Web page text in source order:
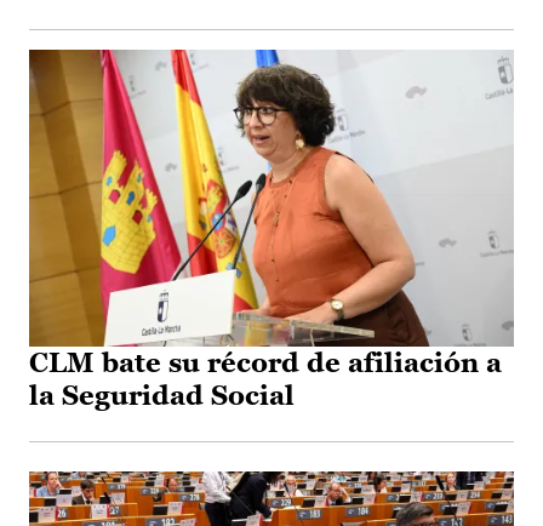
CLM bate su récord de afiliación a
la Seguridad Social